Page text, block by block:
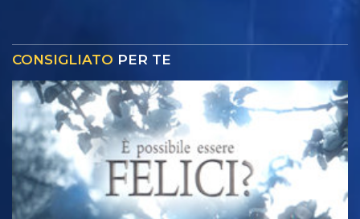
CONSIGLIATO PER TE